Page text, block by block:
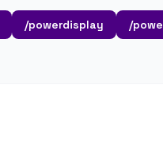
/powerdisplay /